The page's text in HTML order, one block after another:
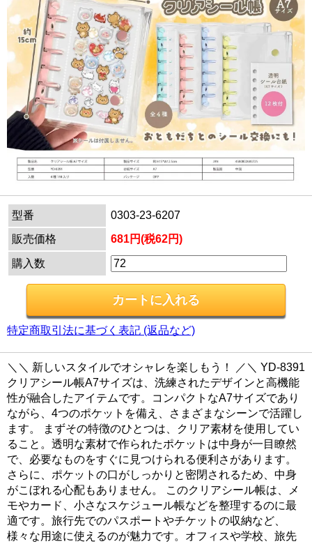
型番
0303-23-6207
販売価格
681円(税62円)
購入数
特定商取引法に基づく表記 (返品など)
＼＼ 新しいスタイルでオシャレを楽しもう！ ／＼ YD-8391
クリアシール帳A7サイズは、洗練されたデザインと高機能
性が融合したアイテムです。コンパクトなA7サイズであり
ながら、4つのポケットを備え、さまざまなシーンで活躍し
ます。 まずその特徴のひとつは、クリア素材を使用してい
ること。透明な素材で作られたポケットは中身が一目瞭然
で、必要なものをすぐに見つけられる便利さがあります。
さらに、ポケットの口がしっかりと密閉されるため、中身
がこぼれる心配もありません。 このクリアシール帳は、メ
モやカード、小さなスケジュール帳などを整理するのに最
適です。旅行先でのパスポートやチケットの収納など、
様々な用途に使えるのが魅力です。オフィスや学校、旅先